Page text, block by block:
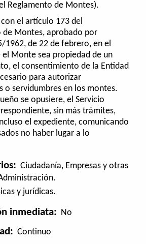
Reglamento de Montes).
el artículo 173 del
de Montes, aprobado por
1962, de 22 de febrero, en el
el Monte sea propiedad de un
el consentimiento de la Entidad
para autorizar
o servidumbres en los montes.
se opusiere, el Servicio
sin más trámites,
el expediente, comunicando
no haber lugar a lo
Ciudadanía, Empresas y otras
y jurídicas.
inmediata: No
Continuo